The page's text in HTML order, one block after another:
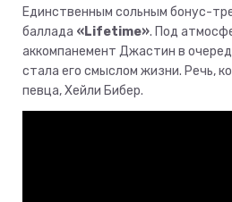
Единственным сольным бонус-
баллада «Lifetime». Под
аккомпанемент Джастин в
стала его смыслом жизни. Речь,
певца, Хейли Бибер.